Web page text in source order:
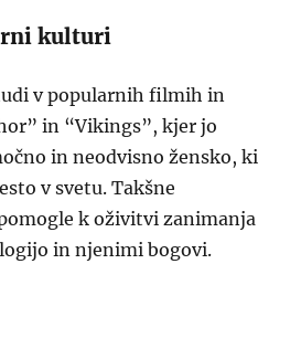
kulturi
v popularnih filmih in
in “Vikings”, kjer jo
in neodvisno žensko, ki
v svetu. Takšne
k oživitvi zanimanja
in njenimi bogovi.